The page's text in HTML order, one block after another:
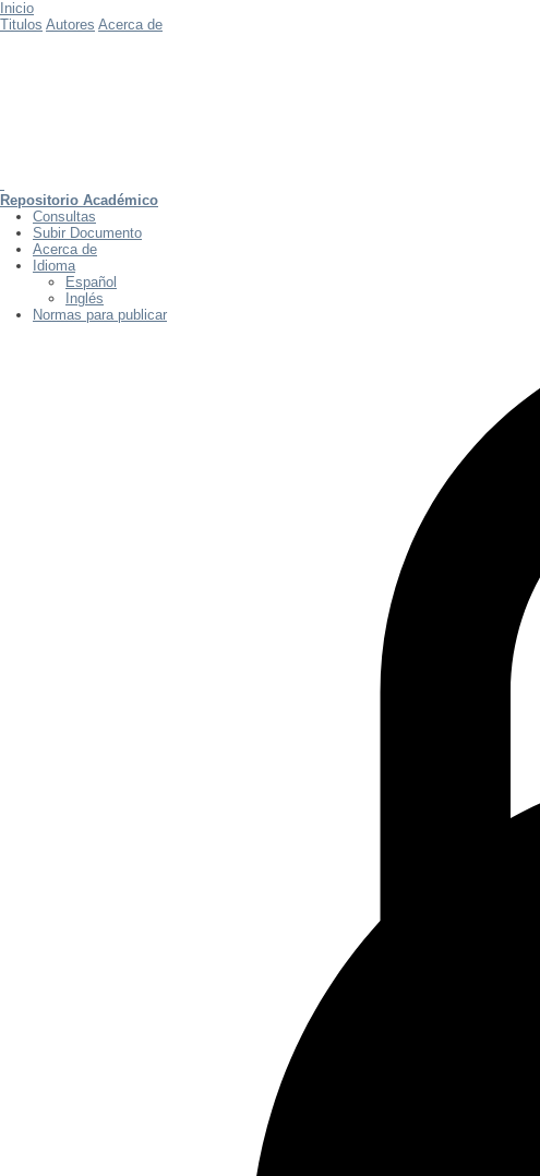
Inicio
Titulos Autores Acerca de
Repositorio Académico
Consultas
Subir Documento
Acerca de
Idioma
Español
Inglés
Normas para publicar